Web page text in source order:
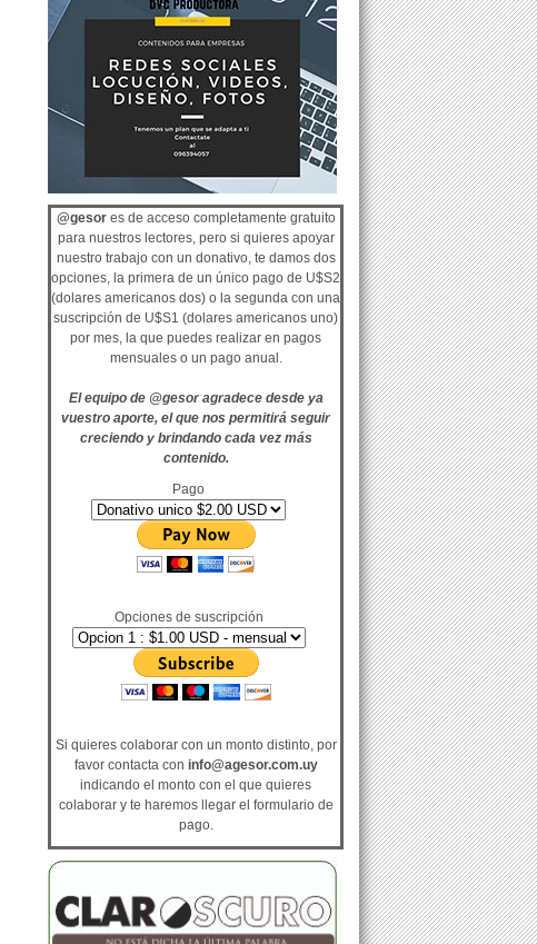
@gesores de acceso completamente gratuito
para nuestros lectores, pero si quieres apoyar
nuestro trabajo con un donativo, te damos dos
opciones, la primera de un único pago de U$S2
(dolares americanos dos) o la segunda con una
suscripción de U$S1 (dolares americanos uno)
por mes, la que puedes realizar en pagos
mensuales o un pago anual.
El equipo de @gesor agradece desde ya
vuestro aporte, el que nos permitirá seguir
creciendo y brindando cada vez más
contenido.
Pago
Opciones de suscripción
Si quieres colaborar con un monto distinto, por
favor contacta con info@agesor.com.uy
indicando el monto con el que quieres
colaborar y te haremos llegar el formulario de
pago.